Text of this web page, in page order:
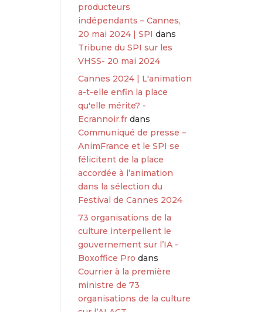
producteurs
indépendants – Cannes,
20 mai 2024 | SPI dans
Tribune du SPI sur les
VHSS- 20 mai 2024
Cannes 2024 | L'animation
a-t-elle enfin la place
qu'elle mérite? -
Ecrannoir.fr dans
Communiqué de presse –
AnimFrance et le SPI se
félicitent de la place
accordée à l’animation
dans la sélection du
Festival de Cannes 2024
73 organisations de la
culture interpellent le
gouvernement sur l’IA -
Boxoffice Pro dans
Courrier à la première
ministre de 73
organisations de la culture